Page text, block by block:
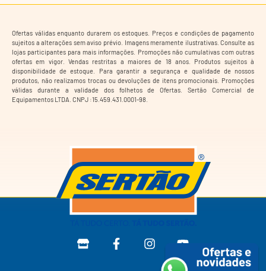
Ofertas válidas enquanto durarem os estoques. Preços e condições de pagamento
sujeitos a alterações sem aviso prévio. Imagens meramente ilustrativas. Consulte as
lojas participantes para mais informações. Promoções não cumulativas com outras
ofertas em vigor. Vendas restritas a maiores de 18 anos. Produtos sujeitos à
disponibilidade de estoque. Para garantir a segurança e qualidade de nossos
produtos, não realizamos trocas ou devoluções de itens promocionais. Promoções
válidas durante a validade dos folhetos de Ofertas. Sertão Comercial de
Equipamentos LTDA. CNPJ :15.459.431.0001-98.